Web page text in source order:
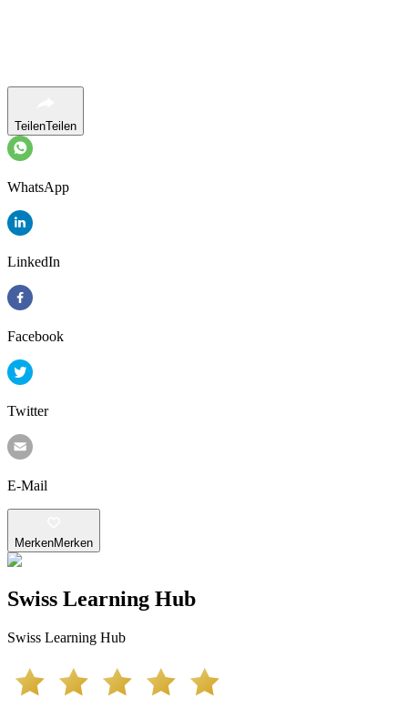
TeilenTeilen
WhatsApp
LinkedIn
Facebook
Twitter
E-Mail
MerkenMerken
Swiss Learning Hub
Swiss Learning Hub